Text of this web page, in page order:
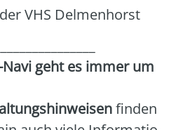
VHS Del­men­horst
geht es immer um
fin­den